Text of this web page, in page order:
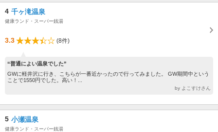
4 千ヶ滝温泉
健康ランド・スーパー銭湯
3.3 (8件)
“普通によい温泉でした”
GWに軽井沢に行き、こちらが一番近かったので行ってみました。 GW期間中という
ことで1550円でした。高い！...
by よこすけさん
5 小瀬温泉
健康ランド・スーパー銭湯